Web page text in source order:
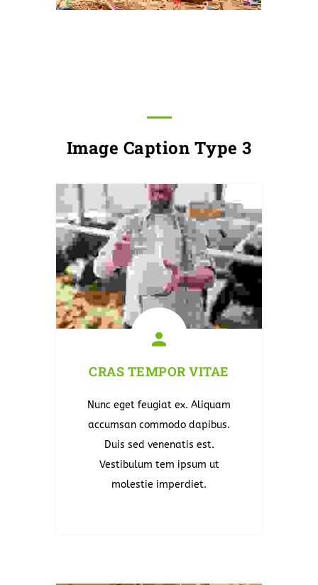
Image Caption Type 3
CRAS TEMPOR VITAE
Nunc eget feugiat ex. Aliquam
accumsan commodo dapibus.
Duis sed venenatis est.
Vestibulum tem ipsum ut
molestie imperdiet.